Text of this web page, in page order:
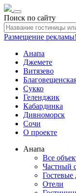
Toggle
navigation
Поиск по сайту
Размещение рекламы!
Анапа
Джемете
Витязево
Сукко
Геленджик
Кабардинка
Дивноморск
Сочи
О проекте
Анапа
Все
Частный
Гостевые
Отели